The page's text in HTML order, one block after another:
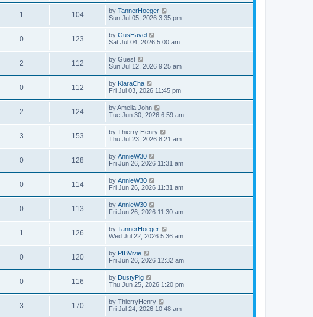
1 104 by TannerHoeger
Sun Jul 05, 2026 3:35 pm
0 123 by GusHavel
Sat Jul 04, 2026 5:00 am
2 112 by Guest
Sun Jul 12, 2026 9:25 am
0 112 by KiaraCha
Fri Jul 03, 2026 11:45 pm
2 124 byAmelia John
Tue Jun 30, 2026 6:59 am
3 153 by Thierry Henry
Thu Jul 23, 2026 8:21 am
0 128 by AnnieW30
Fri Jun 26, 2026 11:31 am
0 114 by AnnieW30
Fri Jun 26, 2026 11:31 am
0 113 by AnnieW30
Fri Jun 26, 2026 11:30 am
1 126 by TannerHoeger
Wed Jul 22, 2026 5:36 am
0 120 by PIBVivie
Fri Jun 26, 2026 12:32 am
0 116 by DustyPig
Thu Jun 25, 2026 1:20 pm
3 170 by ThierryHenry
Fri Jul 24, 2026 10:48 am